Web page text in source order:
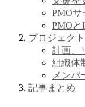
PMOサ
PMOと
プロジェク
計画、
組織体
メンバ
記事まとめ